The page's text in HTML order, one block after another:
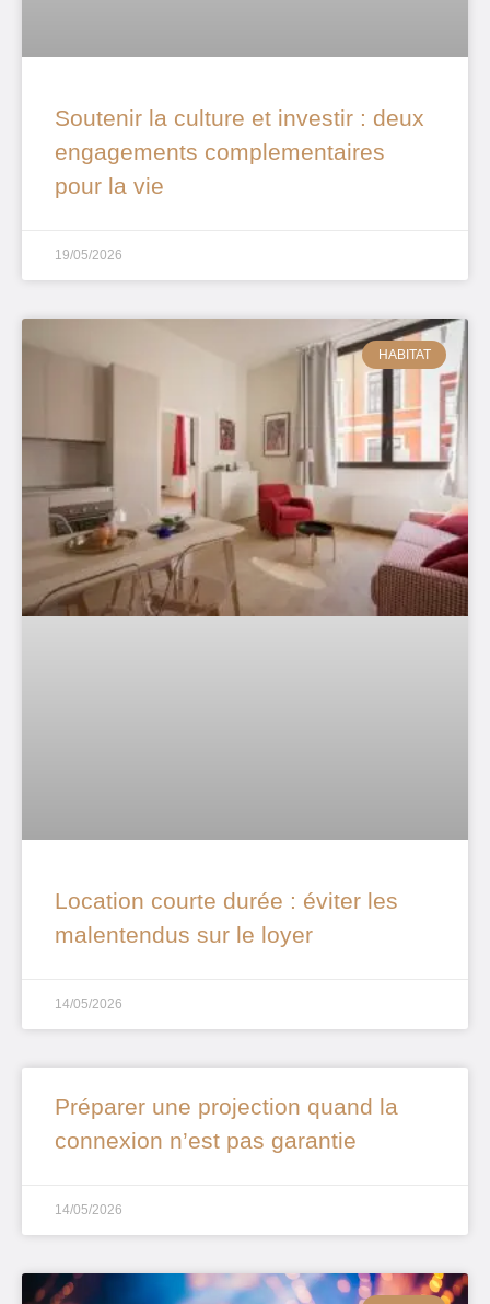
Soutenir la culture et investir : deux
engagements complementaires
pour la vie
19/05/2026
HABITAT
Location courte durée : éviter les
malentendus sur le loyer
14/05/2026
Préparer une projection quand la
connexion n’est pas garantie
14/05/2026